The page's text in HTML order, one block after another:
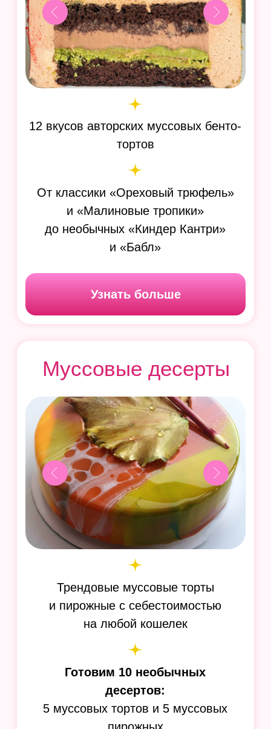
13 креативных рулетов-
трансформеровс эффектными
и вариантивными подачами и
лучшими вкусовыми сочетаниями:
малиновый трюфель, карамельное
печенье, кокос-миндаль, облепиха-
тирамису, роше и другие
Узнать больше
11 вкуснейших бисквитных
тортов
с низкой себестоимостью
из доступных продуктов, которые
легко трансформируются
в трендовые нарезные пирожные
Узнать больше
14 вкусов французского печенья,
которое получается с первого раза
ВАУ!
Пирожные
ВАУ! Мадлен